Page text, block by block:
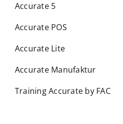
Accurate 5
Accurate POS
Accurate Lite
Accurate Manufaktur
Training Accurate by FAC